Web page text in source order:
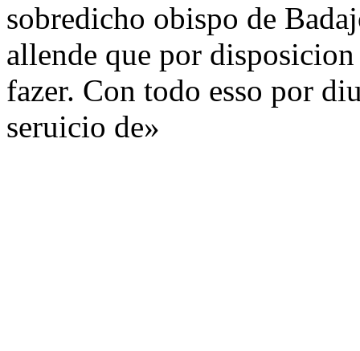
sobredicho obispo de
allende que por
fazer. Con todo esso por
seruicio de»